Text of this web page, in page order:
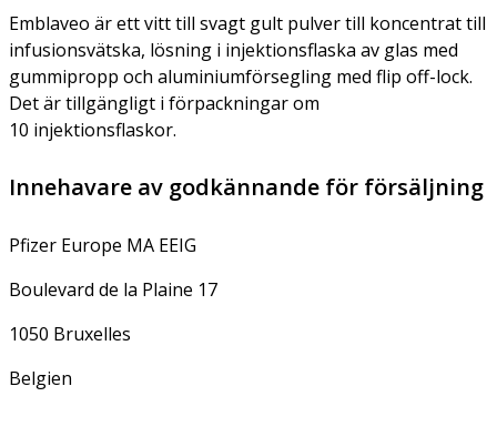
Emblaveo är ett vitt till svagt gult pulver till koncentrat till
infusionsvätska, lösning i injektionsflaska av glas med
gummipropp och aluminiumförsegling med flip off-lock.
Det är tillgängligt i förpackningar om
10 injektionsflaskor.
Innehavare av godkännande för försäljning
Pfizer Europe MA EEIG
Boulevard de la Plaine 17
1050 Bruxelles
Belgien